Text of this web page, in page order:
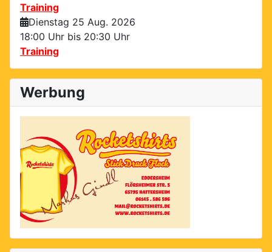
Training
Dienstag 25 Aug. 2026
18:00 Uhr bis 20:30 Uhr
Training
Werbung